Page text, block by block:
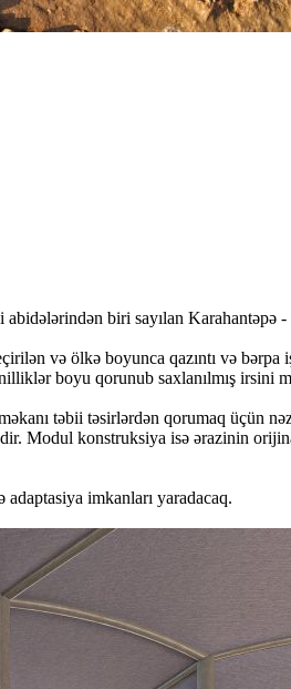
biri sayılan
və ölkə boyunca qazıntı və
boyu qorunub saxlanılmış irsini
təbii təsirlərdən qorumaq üçün
Modul konstruksiya isə ərazinin
imkanları yaradacaq.